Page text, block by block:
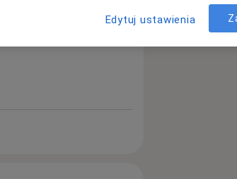
Edytuj ustawienia